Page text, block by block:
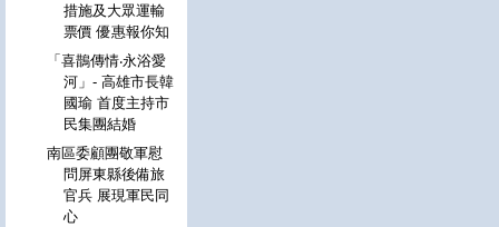
措施及大眾運輸
票價 優惠報你知
「喜鵲傳情‧永浴愛
河」- 高雄市長韓
國瑜 首度主持市
民集團結婚
南區委顧團敬軍慰
問屏東縣後備旅
官兵 展現軍民同
心